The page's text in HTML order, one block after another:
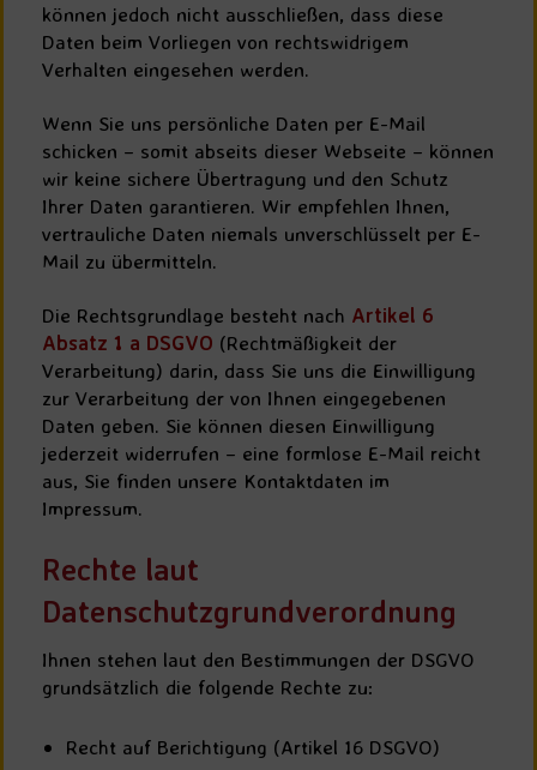
können jedoch nicht ausschließen, dass diese
Daten beim Vorliegen von rechtswidrigem
Verhalten eingesehen werden.
Wenn Sie uns persönliche Daten per E-Mail
schicken – somit abseits dieser Webseite – können
wir keine sichere Übertragung und den Schutz
Ihrer Daten garantieren. Wir empfehlen Ihnen,
vertrauliche Daten niemals unverschlüsselt per E-
Mail zu übermitteln.
Die Rechtsgrundlage besteht nach Artikel 6
Absatz 1 a DSGVO (Rechtmäßigkeit der
Verarbeitung) darin, dass Sie uns die Einwilligung
zur Verarbeitung der von Ihnen eingegebenen
Daten geben. Sie können diesen Einwilligung
jederzeit widerrufen – eine formlose E-Mail reicht
aus, Sie finden unsere Kontaktdaten im
Impressum.
Rechte laut
Datenschutzgrundverordnung
Ihnen stehen laut den Bestimmungen der DSGVO
grundsätzlich die folgende Rechte zu:
Recht auf Berichtigung (Artikel 16 DSGVO)